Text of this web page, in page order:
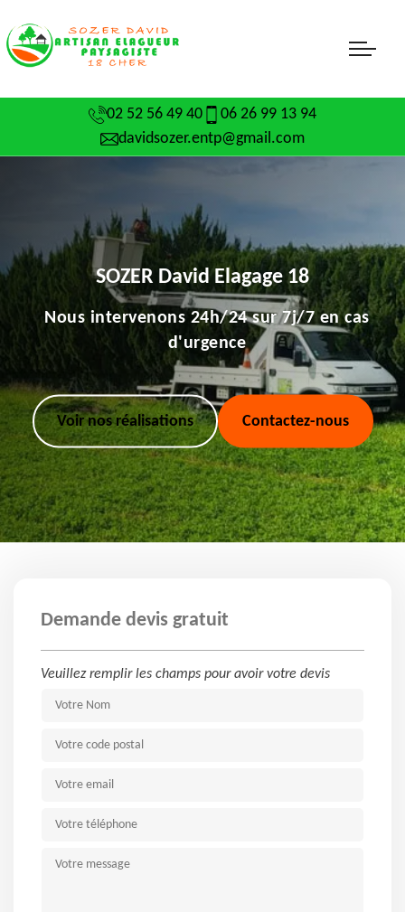
02 52 56 49 40
06 26 99 13 94
davidsozer.entp@gmail.com
SOZER David Elagage 18
Nous intervenons 24h/24 sur 7j/7 en cas
d'urgence
Voir nos réalisations Contactez-nous
Demande devis gratuit
Veuillez remplir les champs pour avoir votre devis